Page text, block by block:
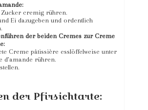
Zucker cremig rühren.
Ei dazugeben und ordentlich
der beiden Cremes zur Creme
Creme pâtissière esslöffelweise unter
d’amande rühren.
der Pfirsichtarte: